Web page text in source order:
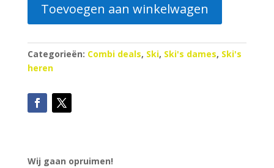
Toevoegen aan winkelwagen
Categorieën: Combi deals, Ski, Ski's dames, Ski's
heren
Wij gaan opruimen!